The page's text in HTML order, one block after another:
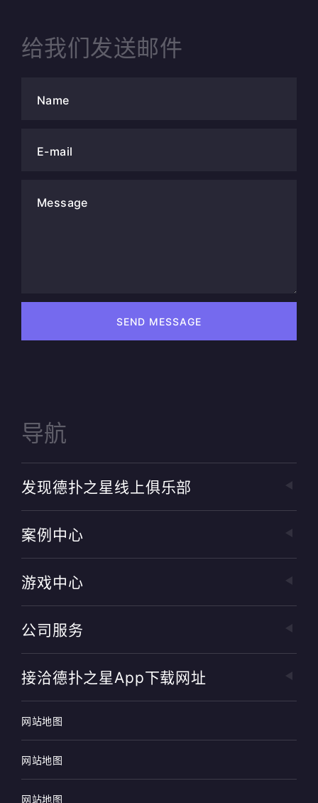
给我们发送邮件
Name
E-mail
Message
SEND MESSAGE
导航
发现德扑之星线上俱乐部
案例中心
游戏中心
公司服务
接洽德扑之星app下载网址
网站地图
网站地图
网站地图